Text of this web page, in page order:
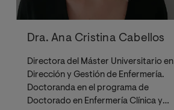
Dra. Ana Cristina Cabellos
Directora del Máster Universitario en
Dirección y Gestión de Enfermería.
Doctoranda en el programa de
Doctorado en Enfermería Clínica y